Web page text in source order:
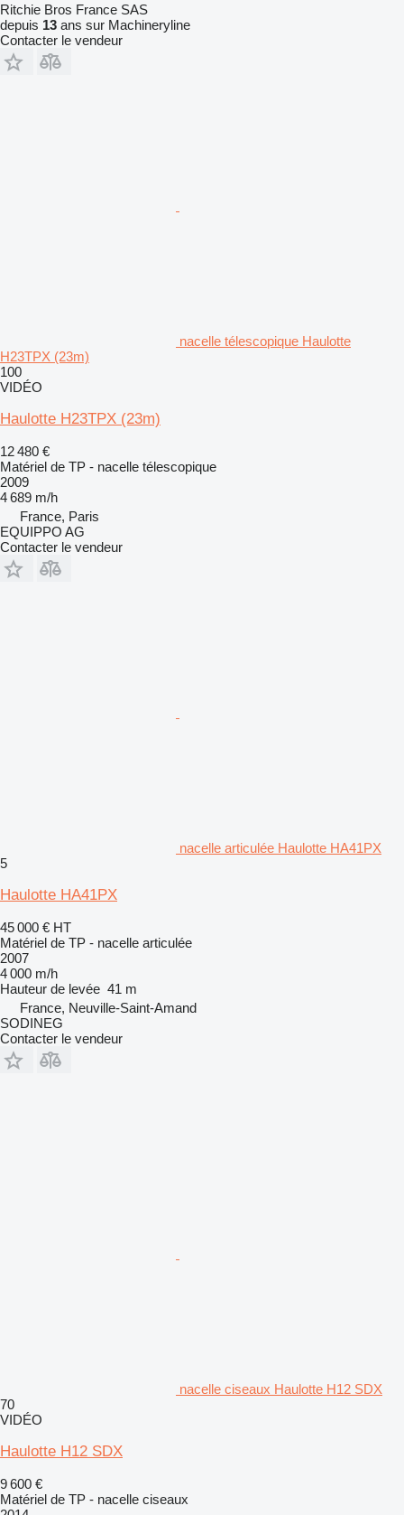
Ritchie Bros France SAS
depuis 13 ans sur Machineryline
Contacter le vendeur
nacelle télescopique Haulotte
H23TPX (23m)
100
VIDÉO
Haulotte H23TPX (23m)
12 480 €
Matériel de TP - nacelle télescopique
2009
4 689 m/h
France, Paris
EQUIPPO AG
Contacter le vendeur
nacelle articulée Haulotte HA41PX
5
Haulotte HA41PX
45 000 € HT
Matériel de TP - nacelle articulée
2007
4 000 m/h
Hauteur de levée 41 m
France, Neuville-Saint-Amand
SODINEG
Contacter le vendeur
nacelle ciseaux Haulotte H12 SDX
70
VIDÉO
Haulotte H12 SDX
9 600 €
Matériel de TP - nacelle ciseaux